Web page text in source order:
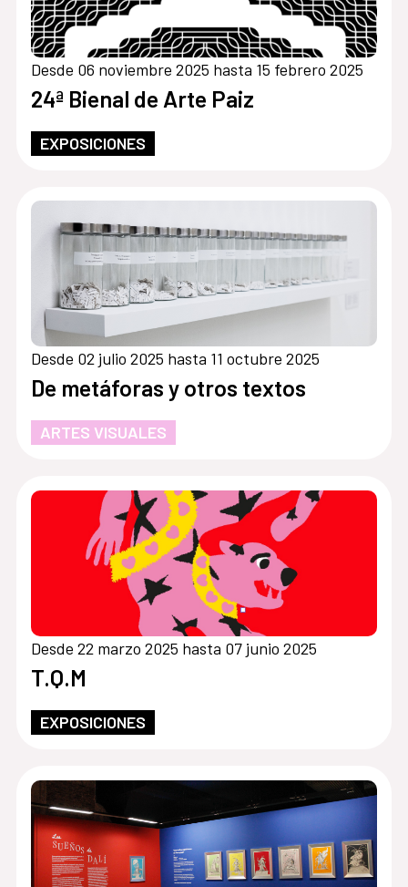
Desde 06 noviembre 2025 hasta 15 febrero 2025
24ª Bienal de Arte Paiz
EXPOSICIONES
Desde 02 julio 2025 hasta 11 octubre 2025
De metáforas y otros textos
ARTES VISUALES
Desde 22 marzo 2025 hasta 07 junio 2025
T.Q.M
EXPOSICIONES